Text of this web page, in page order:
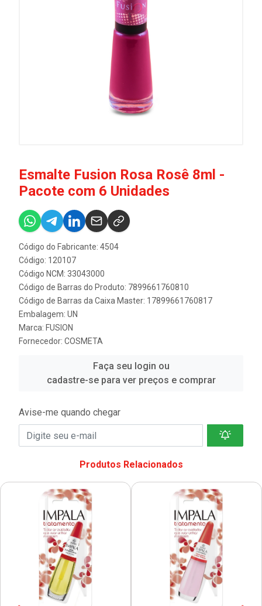
Esmalte Fusion Rosa Rosê 8ml -
Pacote com 6 Unidades
Código do Fabricante: 4504
Código: 120107
Código NCM: 33043000
Código de Barras do Produto: 7899661760810
Código de Barras da Caixa Master: 17899661760817
Embalagem: UN
Marca: FUSION
Fornecedor: COSMETA
Faça seu login ou
cadastre-se para ver preços e comprar
Avise-me quando chegar
Produtos Relacionados